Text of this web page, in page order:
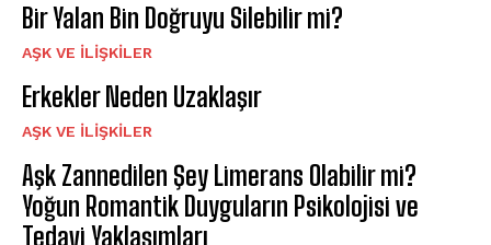
Bir Yalan Bin Doğruyu Silebilir mi?
AŞK VE İLIŞKILER
Erkekler Neden Uzaklaşır
AŞK VE İLIŞKILER
Aşk Zannedilen Şey Limerans Olabilir mi?
Yoğun Romantik Duyguların Psikolojisi ve
Tedavi Yaklaşımları